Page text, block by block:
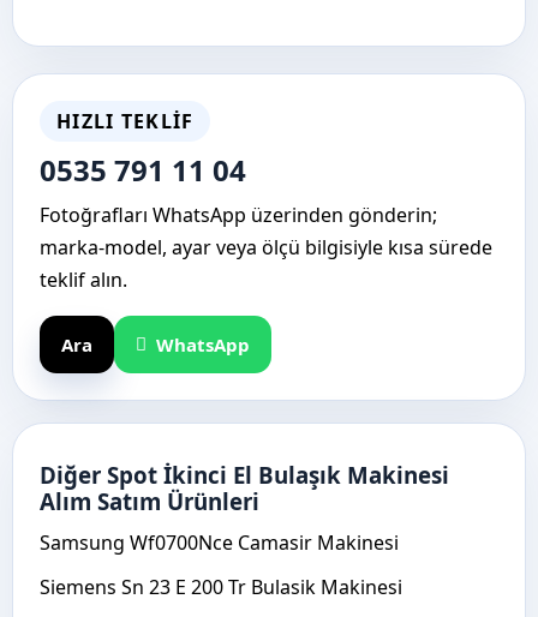
HIZLI TEKLIF
0535 791 11 04
Fotoğrafları WhatsApp üzerinden gönderin;
marka-model, ayar veya ölçü bilgisiyle kısa sürede
teklif alın.
Ara WhatsApp
Diğer Spot İkinci El Bulaşık Makinesi
Alım Satım Ürünleri
Samsung Wf0700Nce Camasir Makinesi
Siemens Sn 23 E 200 Tr Bulasik Makinesi